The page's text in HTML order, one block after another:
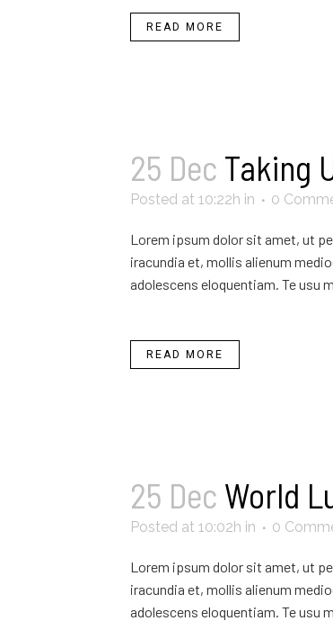
READ MORE
25 Dec Taking
Posted at 10:22h in 0
Lorem ipsum dolor sit amet, ut
iracundia et, mollis alienum
adolescens eloquentiam. Te usu
READ MORE
25 Dec World
Posted at 10:02h in 0
Lorem ipsum dolor sit amet, ut
iracundia et, mollis alienum
adolescens eloquentiam. Te usu